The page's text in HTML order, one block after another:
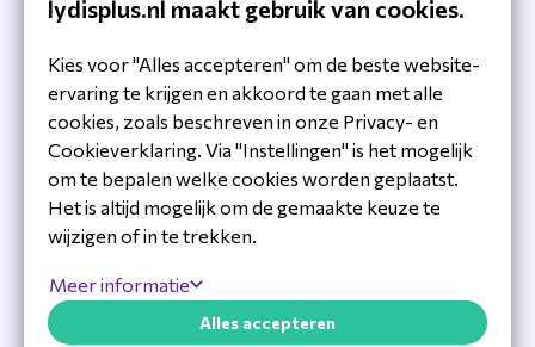
USB-headsets bieden noise-cancelling
microfoons zodat achtergrondgeluiden geen
lydisplus.nl maakt gebruik van cookies.
Kies voor "Alles accepteren" om de beste website-
ervaring te krijgen en akkoord te gaan met alle
cookies, zoals beschreven in onze Privacy- en
Cookieverklaring. Via "Instellingen" is het mogelijk
om te bepalen welke cookies worden geplaatst.
Het is altijd mogelijk om de gemaakte keuze te
wijzigen of in te trekken.
Meer informatie
Alles accepteren